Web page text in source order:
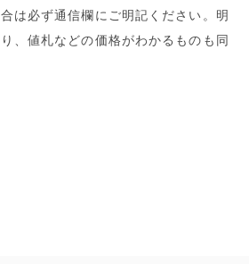
は必ず通信欄にご明記ください。明
、値札などの価格がわかるものも同